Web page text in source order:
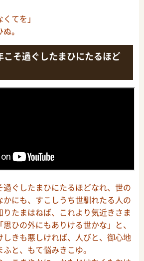
てを」
。
こそ過ぐしたまひにたるほど
ぐしたまひにたるほどなれ、世の
にも、すこしうち世馴れたる人の
たまはねば、これより気近きさま
ひの外にもありける世かな」と、
しきも悪しければ、人びと、御心地
と、もて悩みきこゆ。